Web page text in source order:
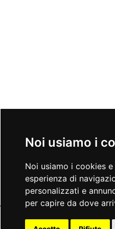
Noi usiamo i
Noi usiamo i cookies
esperienza di
personalizzati e
per capire da dove